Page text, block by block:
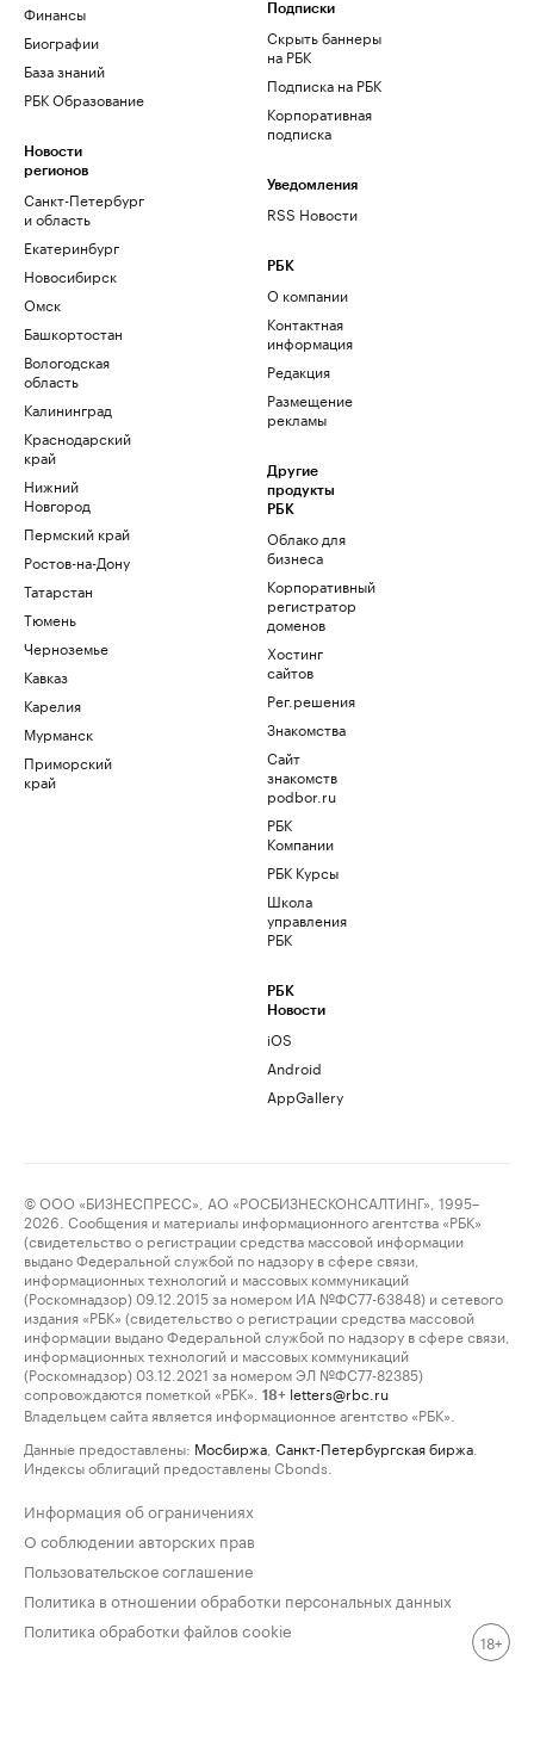
Финансы
Биографии
База знаний
РБК Образование
Новости
регионов
Санкт-Петербург
и область
Екатеринбург
Новосибирск
Омск
Башкортостан
Вологодская
область
Калининград
Краснодарский
край
Нижний
Новгород
Пермский край
Ростов-на-Дону
Татарстан
Тюмень
Черноземье
Кавказ
Карелия
Мурманск
Приморский
край
Подписки
Скрыть баннеры
на РБК
Подписка на РБК
Корпоративная
подписка
Уведомления
RSS Новости
РБК
О компании
Контактная
информация
Редакция
Размещение
рекламы
Другие
продукты
РБК
Облако для
бизнеса
Корпоративный
регистратор
доменов
Хостинг
сайтов
Рег.решения
Знакомства
Сайт
знакомств
podbor.ru
РБК
Компании
РБК Курсы
Школа
управления
РБК
РБК
Новости
iOS
Android
AppGallery
© ООО «БИЗНЕСПРЕСС», АО «РОСБИЗНЕСКОНСАЛТИНГ», 1995–
2026. Сообщения и материалы информационного агентства «РБК»
(свидетельство о регистрации средства массовой информации
выдано Федеральной службой по надзору в сфере связи,
информационных технологий и массовых коммуникаций
(Роскомнадзор) 09.12.2015 за номером ИА №ФС77-63848) и сетевого
издания «РБК» (свидетельство о регистрации средства массовой
информации выдано Федеральной службой по надзору в сфере связи,
информационных технологий и массовых коммуникаций
(Роскомнадзор) 03.12.2021 за номером ЭЛ №ФС77-82385)
сопровождаются пометкой «РБК».
18+ letters@rbc.ru
Владельцем сайта является информационное агентство «РБК».
Данные предоставлены: Мосбиржа Санкт-Петербургская биржа
Индексы облигаций предоставлены Cbonds.
Информация об ограничениях
О соблюдении авторских прав
Пользовательское соглашение
Политика в отношении обработки персональных данных
Политика обработки файлов cookie
18+